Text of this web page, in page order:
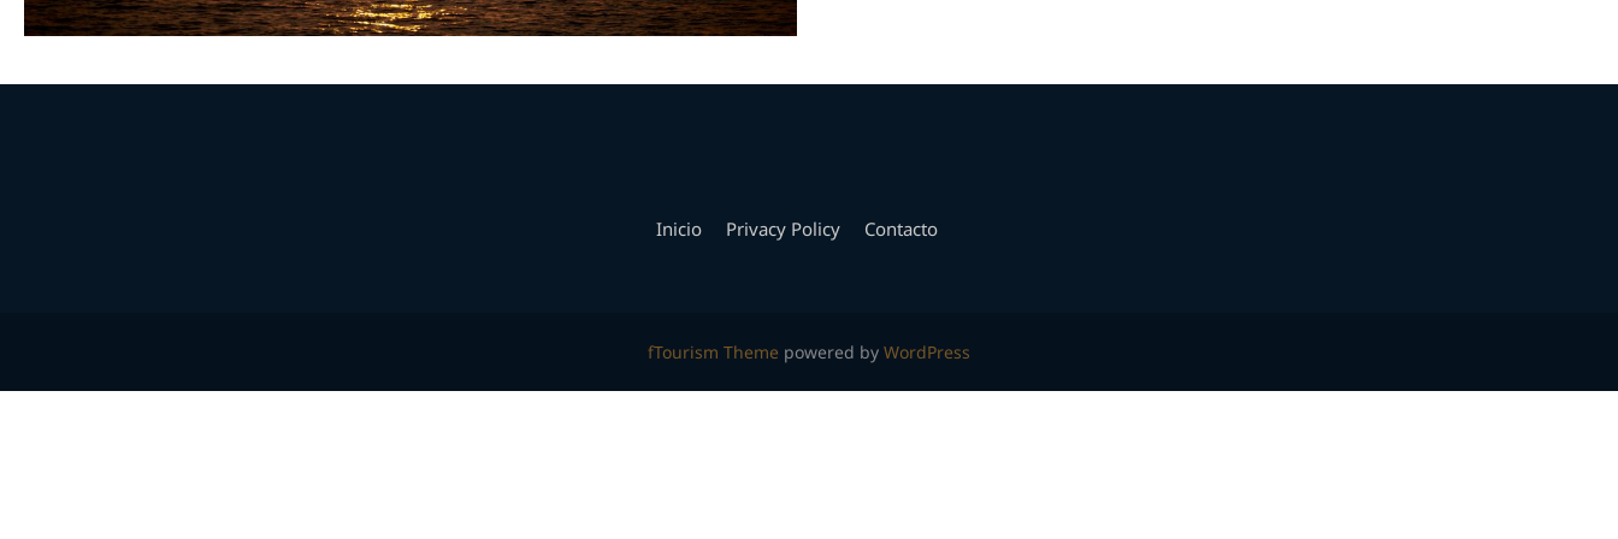
Inicio Privacy Policy Contacto
fTourism Theme powered by WordPress